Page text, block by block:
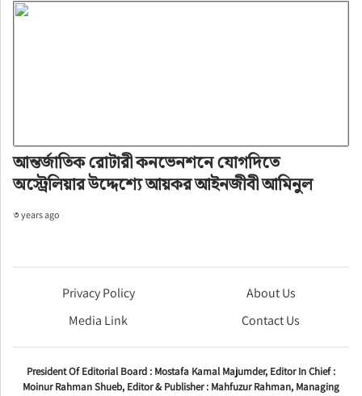
আন্তর্জাতিক রোটারী কনভেনশনে যোগদিতে
অস্ট্রেলিয়ার উদ্দেশ্যে আয়কর আইনজীবী আমিনুল
৩ years ago
Privacy Policy
About Us
Media Link
Contact Us
President Of Editorial Board : Mostafa Kamal Majumder, Editor In Chief :
Moinur Rahman Shueb, Editor & Publisher : Mahfuzur Rahman, Managing